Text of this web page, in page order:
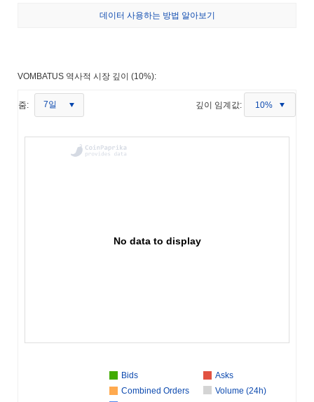
데이터 사용하는 방법 알아보기
VOMBATUS 역사적 시장 깊이 (10%):
줌: 7일 깊이 임계값: 10%
No data to display
Bids
Asks
Combined Orders
Volume (24h)